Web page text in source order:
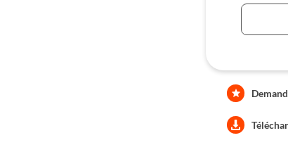
dunes, Chinguetti.